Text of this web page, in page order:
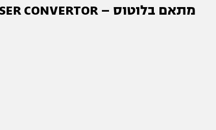
מתאם בלוטוס – KEISER CONVERTOR